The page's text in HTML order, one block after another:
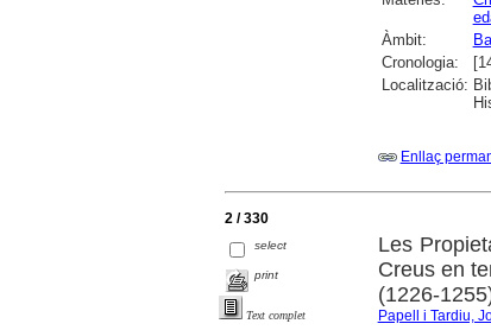
Àmbit:
Cronologia:
Localització:
Enllaç
2 / 330
select
print
Text complet
Les
Creus en
(1226-
Papell i Tardiu,